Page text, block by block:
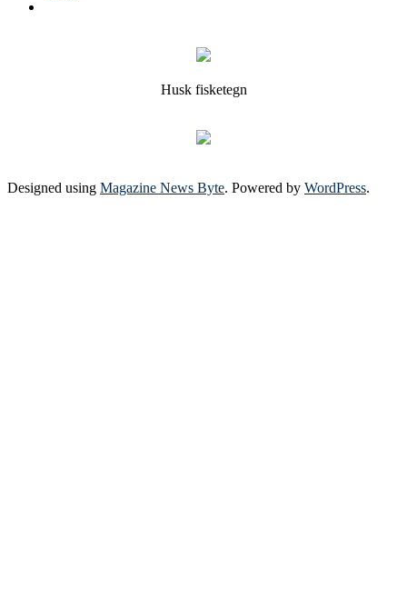
Husk fisketegn
Designed using Magazine News Byte. Powered by WordPress.